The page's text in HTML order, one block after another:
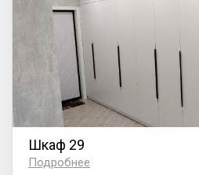
Шкаф 29
Подробнее